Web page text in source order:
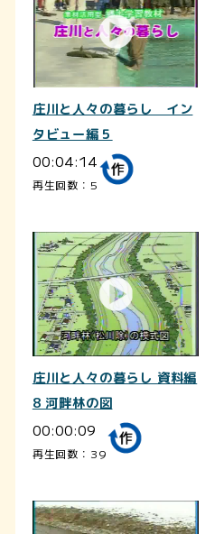
庄川と人々の暮らし イン
タビュー編５
00:04:14
再生回数：5
庄川と人々の暮らし 資料編
8 河畔林の図
00:00:09
再生回数：39